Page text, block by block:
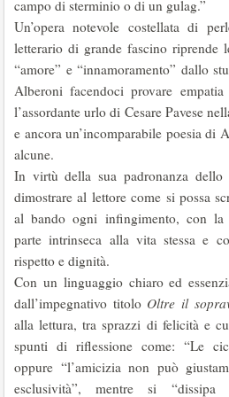
campo di sterminio o di un gulag.”
Un’opera notevole costellata di
letterario di grande fascino riprende
“amore” e “innamoramento” dallo
Alberoni facendoci provare
l’assordante urlo di Cesare Pavese
e ancora un’incomparabile poesia di
alcune.
In virtù della sua padronanza
dimostrare al lettore come si possa
al bando ogni infingimento, con la
parte intrinseca alla vita stessa e
rispetto e dignità.
Con un linguaggio chiaro ed
dall’impegnativo titolo Oltre il
alla lettura, tra sprazzi di felicità e
spunti di riflessione come: “Le
oppure “l’amicizia non può
esclusività”, mentre si